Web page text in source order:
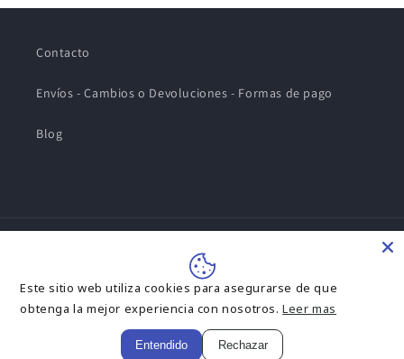
Contacto
Envíos - Cambios o Devoluciones - Formas de pago
Blog
pago
© 2026,MOM KIDS STORE
Aviso legal
Este sitio web utiliza cookies para asegurarse de que
obtenga la mejor experiencia con nosotros. Leer mas
Entendido Rechazar